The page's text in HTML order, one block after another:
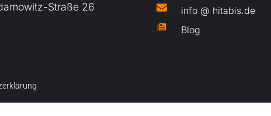
Straße 26
info @ hitabis.de
Blog